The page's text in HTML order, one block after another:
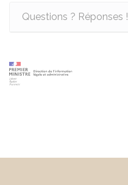
Questions ? Réponses !